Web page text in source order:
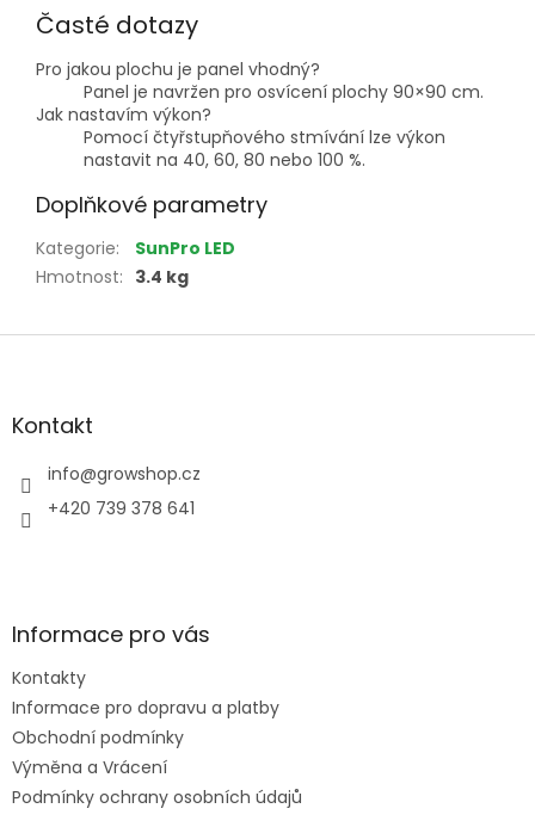
Časté dotazy
Pro jakou plochu je panel vhodný?
Panel je navržen pro osvícení plochy 90×90 cm.
Jak nastavím výkon?
Pomocí čtyřstupňového stmívání lze výkon
nastavit na 40, 60, 80 nebo 100 %.
Doplňkové parametry
Kategorie:
SunPro LED
Hmotnost: 3.4 kg
Z
aKontakt
info@growshop.cz
+420 739 378 641
Informace pro vás
Kontakty
Informace pro dopravu a platby
Obchodní podmínky
Výměna a Vrácení
Podmínky ochrany osobních údajů